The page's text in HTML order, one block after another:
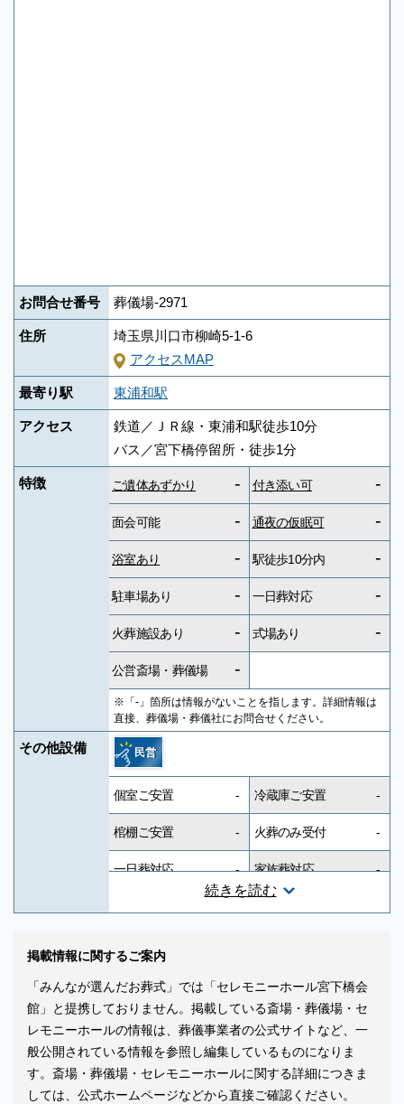
お問合せ番号 葬儀場-2971
住所
埼玉県川口市柳崎5-1-6
アクセスMAP
最寄り駅 東浦和駅
アクセス
鉄道／ＪＲ線・東浦和駅徒歩10分
バス／宮下橋停留所・徒歩1分
特徴 ご遺体あずかり - 付き添い可 -
面会可能 - 通夜の仮眠可 -
浴室あり - 駅徒歩10分内 -
駐車場あり - 一日葬対応 -
火葬施設あり - 式場あり -
公営斎場・葬儀場 -
※「‐」箇所は情報がないことを指します。詳細情報は
直接、葬儀場・葬儀社にお問合せください。
その他設備 民営
続きを読む
個室ご安置 - 冷蔵庫ご安置 -
棺棚ご安置 - 火葬のみ受付 -
一日葬対応 - 家族葬対応 -
友人葬対応 社葬対応
葬祭ディレクター - 近隣有料駐車場
音響、照明設備 - 相談スペース
親族控室 - 宗教者控室
掲載情報に関するご案内
「みんなが選んだお葬式」では「セレモニーホール宮下橋会
館」と提携しておりません。掲載している斎場・葬儀場・セ
レモニーホールの情報は、葬儀事業者の公式サイトなど、一
般公開されている情報を参照し編集しているものになりま
す。斎場・葬儀場・セレモニーホールに関する詳細につきま
しては、公式ホームページなどから直接ご確認ください。